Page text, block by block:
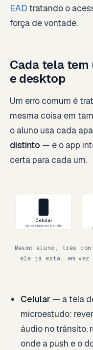
EAD tratando o
força de vontade.
Cada tela tem
e desktop
Um erro comum é
mesma coisa em
o aluno usa cada
distinto — e o app
certa para cada um.
Celular
microestudo em trânsito
Mesmo aluno, três
ele já está, em vez
Celular — a tela
microestudo:
áudio no trânsito,
onde a push e o